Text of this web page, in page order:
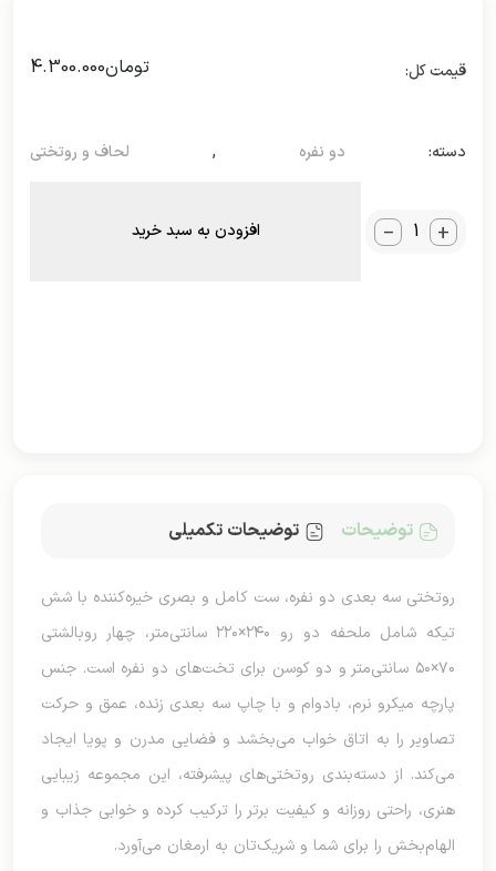
تومان4.300.000
دسته: دو نفره , لحاف و روتختی
_ + افزودن به سبد خرید
توضیحات توضیحات تکمیلی
روتختی سه بعدی دو نفره، ست کامل و بصری خیره‌کننده با شش
تیکه شامل ملحفه دو رو ۲۴۰×۲۲۰ سانتی‌متر، چهار روبالشتی
۷۰×۵۰ سانتی‌متر و دو کوسن برای تخت‌های دو نفره است. جنس
پارچه میکرو نرم، بادوام و با چاپ سه بعدی زنده، عمق و حرکت
تصاویر را به اتاق خواب می‌بخشد و فضایی مدرن و پویا ایجاد
می‌کند. از دسته‌بندی روتختی‌های پیشرفته، این مجموعه زیبایی
هنری، راحتی روزانه و کیفیت برتر را ترکیب کرده و خوابی جذاب و
الهام‌بخش را برای شما و شریک‌تان به ارمغان می‌آورد.